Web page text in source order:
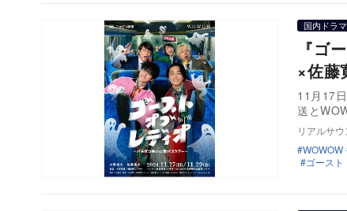
国内ドラマ
『ゴ
×佐藤
11月17
送と
リアルサ
WOWOW
ゴース